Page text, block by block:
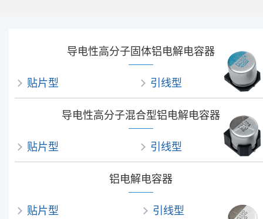
导电性高分子固体铝电解电容器
贴片型 引线型
导电性高分子混合型铝电解电容器
贴片型 引线型
铝电解电容器
贴片型
引线型